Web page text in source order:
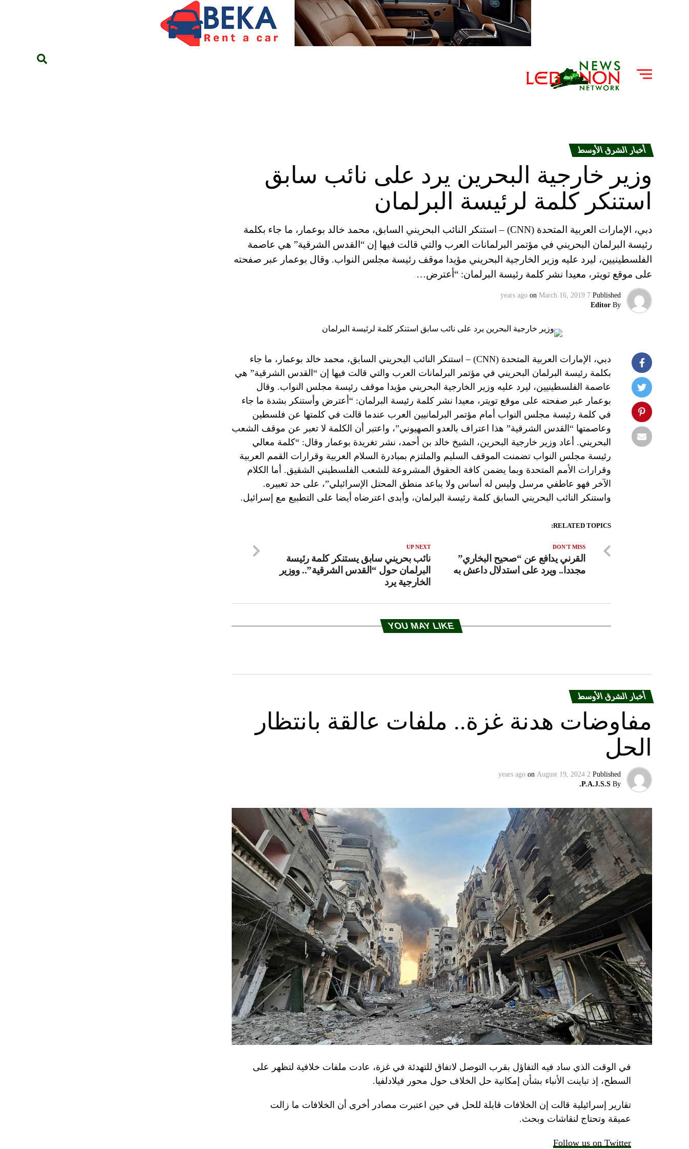
أخبار الشرق الأوسط
وزير خارجية البحرين يرد على نائب سابق
استنكر كلمة لرئيسة البرلمان
دبي، الإمارات العربية المتحدة (CNN) – استنكر النائب البحريني السابق، محمد خالد بوعمار، ما جاء بكلمة
رئيسة البرلمان البحريني في مؤتمر البرلمانات العرب والتي قالت فيها إن “القدس الشرقية” هي عاصمة
الفلسطينيين، ليرد عليه وزير الخارجية البحريني مؤيدا موقف رئيسة مجلس النواب. وقال بوعمار عبر صفحته
على موقع تويتر، معيدا نشر كلمة رئيسة البرلمان: “أعترض…
Published
7 years ago
on March 16, 2019
By
Editor
دبي، الإمارات العربية المتحدة (CNN) – استنكر النائب البحريني السابق، محمد خالد بوعمار، ما جاء
بكلمة رئيسة البرلمان البحريني في مؤتمر البرلمانات العرب والتي قالت فيها إن “القدس الشرقية” هي
عاصمة الفلسطينيين، ليرد عليه وزير الخارجية البحريني مؤيدا موقف رئيسة مجلس النواب. وقال
بوعمار عبر صفحته على موقع تويتر، معيدا نشر كلمة رئيسة البرلمان: “أعترض وأستنكر بشدة ما جاء
في كلمة رئيسة مجلس النواب أمام مؤتمر البرلمانيين العرب عندما قالت في كلمتها عن فلسطين
وعاصمتها “القدس الشرقية” هذا اعتراف بالعدو الصهيوني”، واعتبر أن الكلمة لا تعبر عن موقف الشعب
البحريني. أعاد وزير خارجية البحرين، الشيخ خالد بن أحمد، نشر تغريدة بوعمار وقال: “كلمة معالي
رئيسة مجلس النواب تضمنت الموقف السليم والملتزم بمبادرة السلام العربية وقرارات القمم العربية
وقرارات الأمم المتحدة وبما يضمن كافة الحقوق المشروعة للشعب الفلسطيني الشقيق. أما الكلام
الآخر فهو عاطفي مرسل وليس له أساس ولا يباعد منطق المحتل الإسرائيلي”، على حد تعبيره.
واستنكر النائب البحريني السابق كلمة رئيسة البرلمان، وأبدى اعترضاه أيضا على التطبيع مع إسرائيل.
RELATED TOPICS:
UP NEXT
نائب بحريني سابق يستنكر كلمة رئيسة
البرلمان حول “القدس الشرقية”.. ووزير
الخارجية يرد
DON'T MISS
القرني يدافع عن “صحيح البخاري”
مجددا.. ويرد على استدلال داعش به
YOU MAY LIKE
أخبار الشرق الأوسط
مفاوضات هدنة غزة.. ملفات عالقة بانتظار
الحل
Published
2 years ago
on August 19, 2024
By
P.A.J.S.S.
في الوقت الذي ساد فيه التفاؤل بقرب التوصل لاتفاق للتهدئة في غزة، عادت ملفات خلافية لتظهر على
السطح، إذ تباينت الأنباء بشأن إمكانية حل الخلاف حول محور فيلادلفيا.
تقارير إسرائيلية قالت إن الخلافات قابلة للحل في حين اعتبرت مصادر أخرى أن الخلافات ما زالت
عميقة وتحتاج لنقاشات وبحث.
Follow us on Twitter